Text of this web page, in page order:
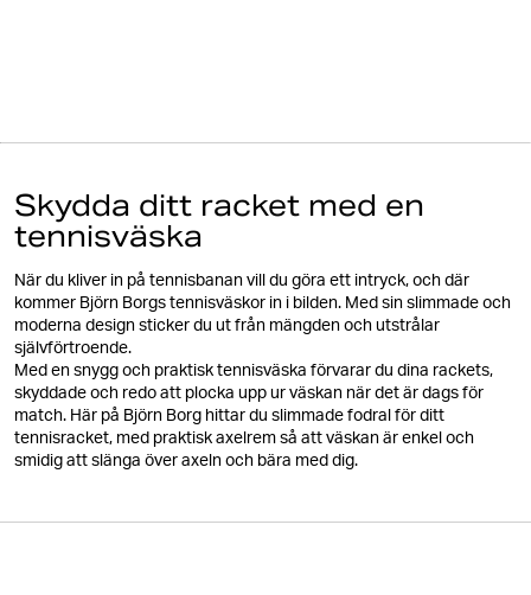
Skydda ditt racket med en
tennisväska
När du kliver in på tennisbanan vill du göra ett intryck, och där
kommer Björn Borgs tennisväskor in i bilden. Med sin slimmade och
moderna design sticker du ut från mängden och utstrålar
självförtroende.
Med en snygg och praktisk tennisväska förvarar du dina rackets,
skyddade och redo att plocka upp ur väskan när det är dags för
match. Här på Björn Borg hittar du slimmade fodral för ditt
tennisracket, med praktisk axelrem så att väskan är enkel och
smidig att slänga över axeln och bära med dig.